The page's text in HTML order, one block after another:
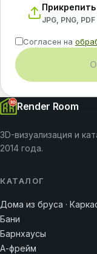
JPG, PNG,
Согласен на
Render Room
3D-визуализация и
2014 года.
КАТАЛОГ
Дома из бруса ·
Бани
Барнхаусы
А-фрейм